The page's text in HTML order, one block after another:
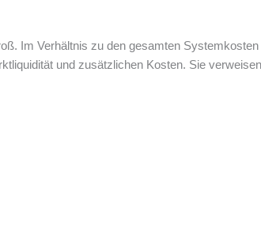
Im Verhältnis zu den gesamten
und zusätzlichen Kosten. Sie